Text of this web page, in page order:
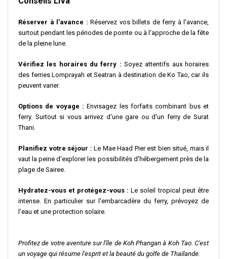
Réserver à l'avance : Réservez vos billets de ferry à l'avance,
surtout pendant les périodes de pointe ou à l'approche de la fête
de la pleine lune.
Vérifiez les horaires du ferry : Soyez attentifs aux horaires
des ferries Lomprayah et Seatran à destination de Ko Tao, car ils
peuvent varier.
Options de voyage : Envisagez les forfaits combinant bus et
ferry. Surtout si vous arrivez d'une gare ou d'un ferry de Surat
Thani.
Planifiez votre séjour : Le Mae Haad Pier est bien situé, mais il
vaut la peine d'explorer les possibilités d'hébergement près de la
plage de Sairee.
Hydratez-vous et protégez-vous : Le soleil tropical peut être
intense. En particulier sur l'embarcadère du ferry, prévoyez de
l'eau et une protection solaire.
Profitez de votre aventure sur l'île de Koh Phangan à Koh Tao. C'est
un voyage qui résume l'esprit et la beauté du golfe de Thaïlande.